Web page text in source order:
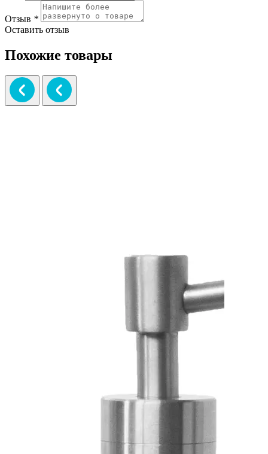
Отзыв *
Оставить отзыв
Похожие товары